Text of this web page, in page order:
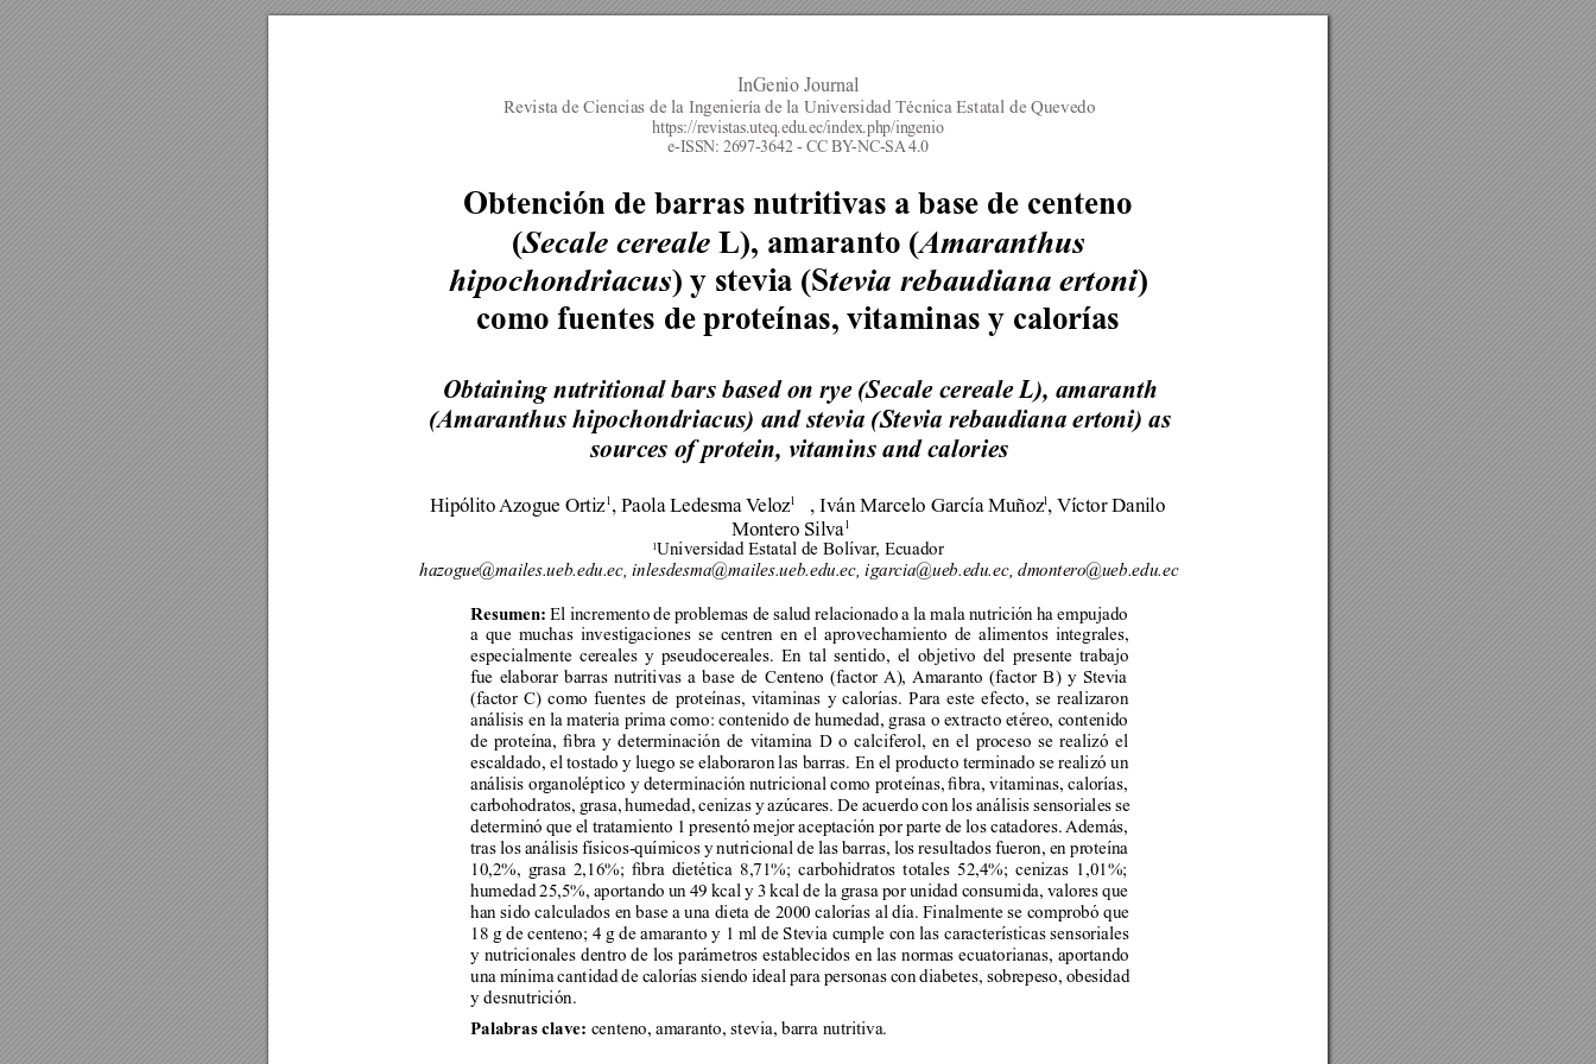
InGenio Journal
Revista de Ciencias de la Ingeniería de la Universidad Técnica Estatal de Quevedo
https://revistas.uteq.edu.ec/index.php/ingenio
e-ISSN: 2697-3642 - CC BY-NC-SA 4.0
Obtención de barras nutritivas a base de centeno
(Secale cereale L), amaranto (Amaranthus
hipochondriacus) y stevia (Stevia rebaudiana ertoni)
como fuentes de proteínas, vitaminas y calorías
Obtaining nutritional bars based on rye (Secale cereale L), amaranth
(Amaranthus hipochondriacus) and stevia (Stevia rebaudiana ertoni) as
sources of protein, vitamins and calories
Hipólito Azogue Ortiz , Paola Ledesma Veloz1 , Iván Marcelo García Muñoz1 , Víctor Danilo
Montero Silva1
1 Universidad Estatal de Bolívar, Ecuador
hazogue@mailes.ueb.edu.ec, inlesdesma@mailes.ueb.edu.ec, igarcia@ueb.edu.ec, dmontero@ueb.edu.ec
Resumen: El incremento de problemas de salud relacionado a la mala nutrición ha empujado
a que muchas investigaciones se centren en el aprovechamiento de alimentos integrales,
especialmente cereales y pseudocereales. En tal sentido, el objetivo del presente trabajo
fue elaborar barras nutritivas a base de Centeno (factor A), Amaranto (factor B) y Stevia
(factor C) como fuentes de proteínas, vitaminas y calorías. Para este efecto, se realizaron
análisis en la materia prima como: contenido de humedad, grasa o extracto etéreo, contenido
de proteína, bra y determinación de vitamina D o calciferol, en el proceso se realizó el
escaldado, el tostado y luego se elaboraron las barras. En el producto terminado se realizó un
análisis organoléptico y determinación nutricional como proteínas, bra, vitaminas, calorías,
carbohodratos, grasa, humedad, cenizas y azúcares. De acuerdo con los análisis sensoriales se
determinó que el tratamiento 1 presentó mejor aceptación por parte de los catadores. Además,
tras los análisis físicos-químicos y nutricional de las barras, los resultados fueron, en proteína
10,2%, grasa 2,16%; bra dietética 8,71%; carbohidratos totales 52,4%; cenizas 1,01%;
humedad 25,5%, aportando un 49 kcal y 3 kcal de la grasa por unidad consumida, valores que
han sido calculados en base a una dieta de 2000 calorías al día. Finalmente se comprobó que
18 g de centeno; 4 g de amaranto y 1 ml de Stevia cumple con las características sensoriales
y nutricionales dentro de los parámetros establecidos en las normas ecuatorianas, aportando
una mínima cantidad de calorías siendo ideal para personas con diabetes, sobrepeso, obesidad
y desnutrición.
Palabras clave: centeno, amaranto, stevia, barra nutritiva.